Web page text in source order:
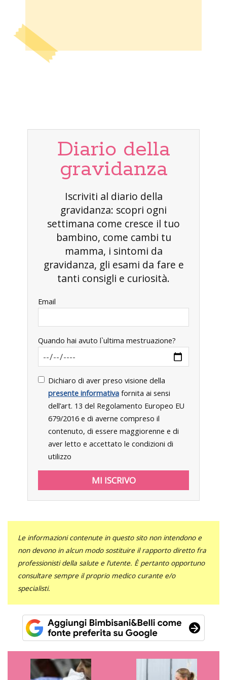
Diario della
gravidanza
Iscriviti al diario della
gravidanza: scopri ogni
settimana come cresce il tuo
bambino, come cambi tu
mamma, i sintomi da
gravidanza, gli esami da fare e
tanti consigli e curiosità.
Email
Quando hai avuto l`ultima mestruazione?
Dichiaro di aver preso visione della
presente informativa fornita ai sensi
dell’art. 13 del Regolamento Europeo EU
679/2016 e di averne compreso il
contenuto, di essere maggiorenne e di
aver letto e accettato le condizioni di
utilizzo
Le informazioni contenute in questo sito non intendono e
non devono in alcun modo sostituire il rapporto diretto fra
professionisti della salute e l’utente. È pertanto opportuno
consultare sempre il proprio medico curante e/o
specialisti.